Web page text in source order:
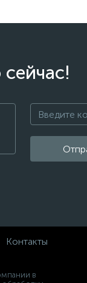
Контакты
в